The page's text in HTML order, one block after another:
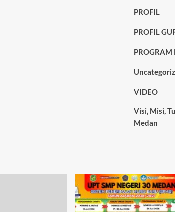
PROFIL
PROFIL
PROGRAM
VIDEO
Visi, Misi,
Medan